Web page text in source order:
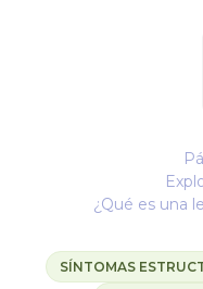
¿Qué es una
SÍNTOMAS